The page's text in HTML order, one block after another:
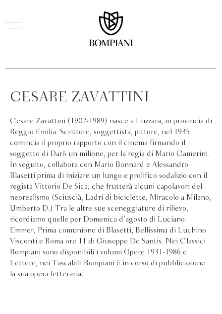
CESARE ZAVATTINI
Cesare Zavattini (1902-1989) nasce a Luzzara, in provincia di
Reggio Emilia. Scrittore, soggettista, pittore, nel 1935
comincia il proprio rapporto con il cinema firmando il
soggetto di Darò un milione, per la regia di Mario Camerini.
In seguito, collabora con Mario Bonnard e Alessandro
Blasetti prima di iniziare un lungo e prolifico sodalizio con il
regista Vittorio De Sica, che frutterà alcuni capolavori del
neorealismo (Sciuscià, Ladri di biciclette, Miracolo a Milano,
Umberto D.) Tra le altre sue sceneggiature di rilievo,
ricordiamo quelle per Domenica d’agosto di Luciano
Emmer, Prima comunione di Blasetti, Bellissima di Luchino
Visconti e Roma ore 11 di Giuseppe De Santis. Nei Classici
Bompiani sono disponibili i volumi Opere 1931-1986 e
Lettere, nei Tascabili Bompiani è in corso di pubblicazione
la sua opera letteraria.